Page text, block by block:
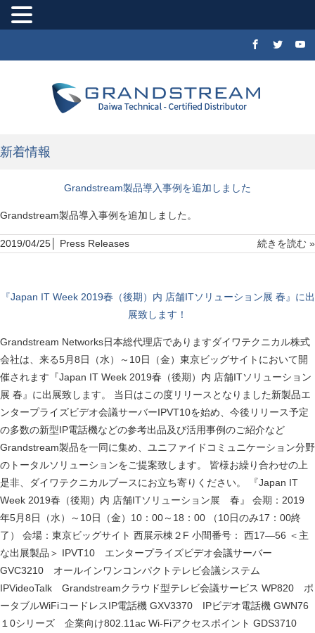
新着情報
Grandstream製品導入事例を追加しました
Grandstream製品導入事例を追加しました。
2019/04/25│ Press Releases 続きを読む »
『Japan IT Week 2019春（後期）内 店舗ITソリューション展 春』に出
展致します！
Grandstream Networks日本総代理店でありますダイワテクニカル株式
会社は、来る5月8日（水）～10日（金）東京ビッグサイトにおいて開
催されます『Japan IT Week 2019春（後期）内 店舗ITソリューション
展 春』に出展致します。 当日はこの度リリースとなりました新製品エ
ンタープライズビデオ会議サーバーIPVT10を始め、今後リリース予定
の多数の新型IP電話機などの参考出品及び活用事例のご紹介など
Grandstream製品を一同に集め、ユニファイドコミュニケーション分野
のトータルソリューションをご提案致します。 皆様お繰り合わせの上
是非、ダイワテクニカルブースにお立ち寄りください。 『Japan IT
Week 2019春（後期）内 店舗ITソリューション展 春』 会期：2019
年5月8日（水）～10日（金）10：00～18：00 （10日のみ17：00終
了） 会場：東京ビッグサイト 西展示棟２F 小間番号： 西17―56 ＜主
な出展製品＞ IPVT10 エンタープライズビデオ会議サーバー
GVC3210 オールインワンコンパクトテレビ会議システム
IPVideoTalk Grandstreamクラウド型テレビ会議サービス WP820 ポ
ータブルWiFiコードレスIP電話機 GXV3370 IPビデオ電話機 GWN76
１0シリーズ 企業向け802.11ac Wi-Fiアクセスポイント GDS3710